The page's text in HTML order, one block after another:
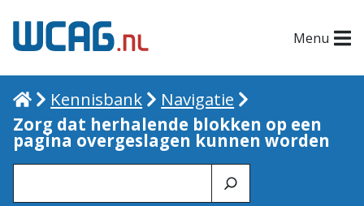
Menu
HomeKennisbank
Navigatie
Zorg dat herhalende blokken op een
pagina overgeslagen kunnen worden
Zoeken